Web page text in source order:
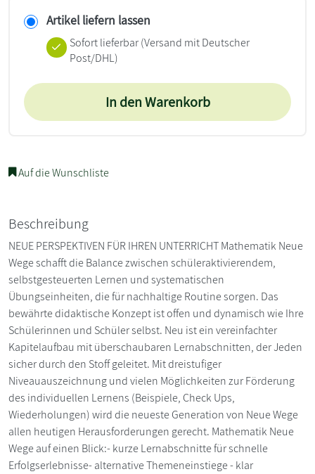
Artikel liefern lassen
Sofort lieferbar(Versand mit Deutscher
Post/DHL)
In den Warenkorb
Auf die Wunschliste
Beschreibung
NEUE PERSPEKTIVEN FÜR IHREN UNTERRICHT Mathematik Neue
Wege schafft die Balance zwischen schüleraktivierendem,
selbstgesteuerten Lernen und systematischen
Übungseinheiten, die für nachhaltige Routine sorgen. Das
bewährte didaktische Konzept ist offen und dynamisch wie Ihre
Schülerinnen und Schüler selbst. Neu ist ein vereinfachter
Kapitelaufbau mit überschaubaren Lernabschnitten, der Jeden
sicher durch den Stoff geleitet. Mit dreistufiger
Niveauauszeichnung und vielen Möglichkeiten zur Förderung
des individuellen Lernens (Beispiele, Check Ups,
Wiederholungen) wird die neueste Generation von Neue Wege
allen heutigen Herausforderungen gerecht. Mathematik Neue
Wege auf einen Blick:- kurze Lernabschnitte für schnelle
Erfolgserlebnisse- alternative Themeneinstiege - klar